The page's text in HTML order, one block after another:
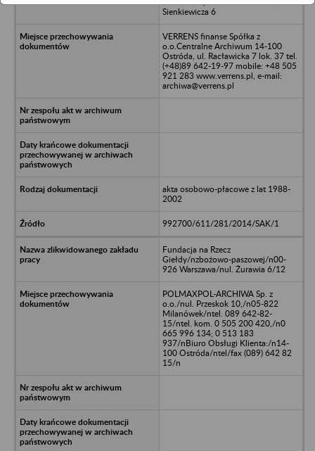
Sienkiewicza 6
VERRENS finanse Spółka z
o.o.Centralne Archiwum 14-100
Ostróda, ul. Racławicka 7 lok. 37 tel.
(+48)89 642-19-97 mobile: +48 505
921 283 www.verrens.pl, e-mail:
archiwa@verrens.pl
akta osobowo-płacowe z lat 1988-
2002
992700/611/281/2014/SAK/1
Fundacja na Rzecz
Giełdy/nzbożowo-paszowej/n00-
926 Warszawa/nul. Żurawia 6/12
POLMAXPOL-ARCHIWA Sp. z
o.o./nul. Przeskok 10,/n05-822
Milanówek/ntel. 089 642-82-
15/ntel. kom. 0 505 200 420,/n0
665 996 134; 0 513 183
937/nBiuro Obsługi Klienta:/n14-
100 Ostróda/ntel/fax (089) 642 82
15/n